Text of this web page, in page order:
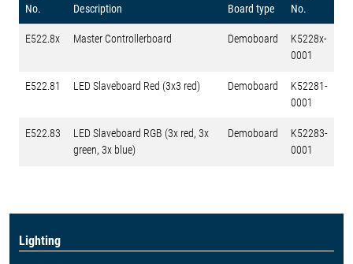
No.
Description Board type
No.
E522.8x Master Controllerboard Demoboard
K5228x-
0001
E522.81 LED Slaveboard Red (3x3 red) Demoboard
K52281-
0001
E522.83
LED Slaveboard RGB (3x red, 3x
green, 3x blue)
Demoboard
K52283-
0001
Lighting